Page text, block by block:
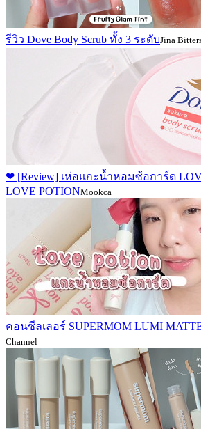
รีวิว Dove Body Scrub ทั้ง 3 ระดับJina
❤ [Review] เห่อแกะน้ำหอมซ้อการ์ด
LOVE POTIONMookca
คอนซีลเลอร์ SUPERMOM LUMI
Channel